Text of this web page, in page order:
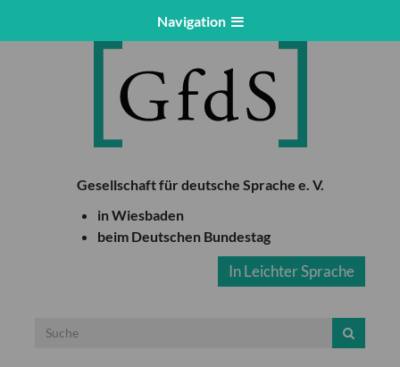
Navigation
Gesellschaft für deutsche Sprache e. V.
in Wiesbaden
beim Deutschen Bundestag
In Leichter Sprache